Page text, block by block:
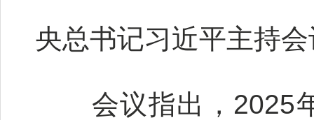
央总书记习近平主持
会议指出，2025年